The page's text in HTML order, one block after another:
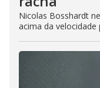
Nicolas Bosshardt
acima da